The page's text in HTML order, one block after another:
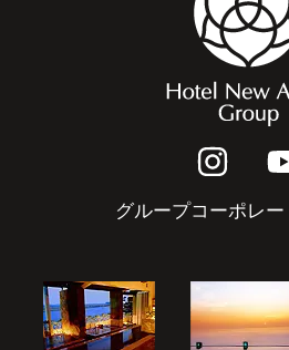
グループコーポレー